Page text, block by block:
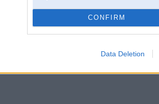
CONFIRM
Data Deletion